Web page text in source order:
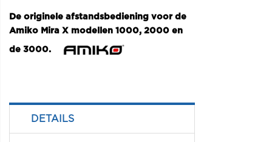
De originele afstandsbediening voor de
Amiko Mira X modellen 1000, 2000 en
de 3000.
DETAILS